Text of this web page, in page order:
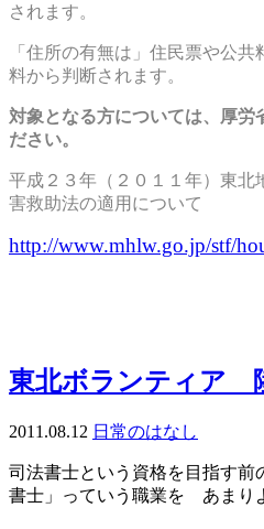
されます。
「住所の有無は」住民票や公
料から判断されます。
対象となる方については、厚労
ださい。
平成２３年（２０１１年）東北
害救助法の適用について
http://www.mhlw.go.jp/stf/
東北ボランティア
2011.08.12 日常のはなし
司法書士という資格を目指す前
書士」っていう職業を あまり